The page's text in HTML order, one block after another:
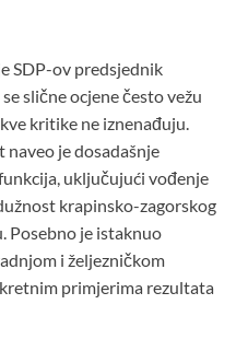
SDP-ov predsjednik
slične ocjene često vežu
kritike ne iznenađuju.
naveo je dosadašnje
uključujući vođenje
krapinsko-zagorskog
Posebno je istaknuo
i željezničkom
primjerima rezultata